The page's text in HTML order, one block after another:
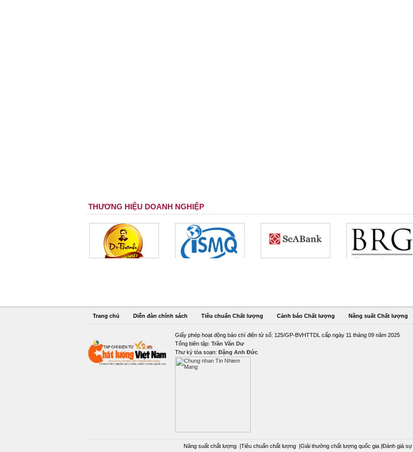
THƯƠNG HIỆU DOANH NGHIỆP
Trang chủ Diễn đàn chính sách Tiêu chuẩn Chất lượng Cảnh báo Chất lượng Năng suất Chất lượng
Giấy phép hoạt động báo chí điện tử số: 125/GP-BVHTTDL cấp ngày 11 tháng 09 năm 2025
Tổng biên tập: Trần Văn Dư
Thư ký tòa soạn: Đặng Anh Đức
Năng suất chất lượng |Tiêu chuẩn chất lượng |Giải thưởng chất lượng quốc gia |Đánh giá sự